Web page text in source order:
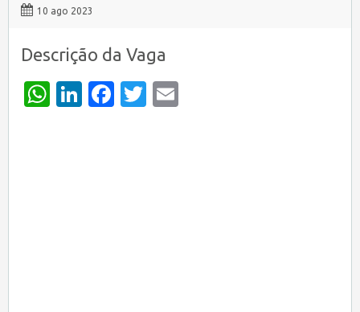
10 ago 2023
Descrição da Vaga
WhatsApp
LinkedIn
Facebook
Twitter